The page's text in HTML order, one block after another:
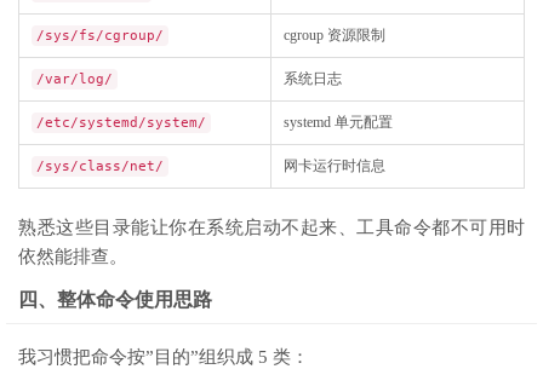
/sys/fs/cgroup/ cgroup 资源限制
/var/log/ 系统日志
/etc/systemd/system/ systemd 单元配置
/sys/class/net/ 网卡运行时信息
熟悉这些目录能让你在系统启动不起来、工具命令都不可用时
依然能排查。
四、整体命令使用思路
我习惯把命令按”目的”组织成 5 类：